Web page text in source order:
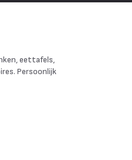
eettafels,
Persoonlijk